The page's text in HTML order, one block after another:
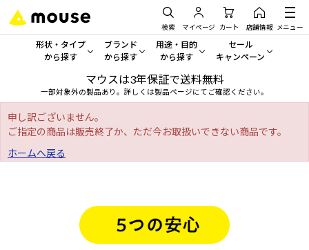
検索 マイページ カート 店舗情報 メニュー
形状・タイプ
から探す
形状・タイプから探す をすべてみる
デスクトップPC
ノートPC
ブランド
から探す
mouse
MousePro
用途・目的
から探す
一般向けパソコン
学習向けパソコン
セール
キャンペーン
セール・キャンペー
人気モデルが期間限定・お
アウトレットパソコン
おすすめ目玉パソコン
今イチオシのパソコンをピ
マウスは3年保証で送料無料
一部対象外の製品あり。詳しくは製品ページにてご確認ください。
申し訳ございません。
ご指定の商品は販売終了か、ただ今お取扱いできない商品です。
ホームへ戻る